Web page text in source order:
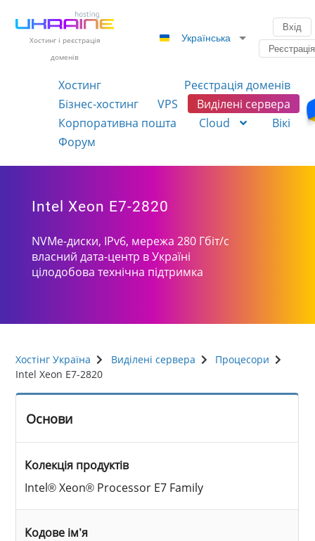
Хостинг і реєстрація
доменів
Українська
Вхід
Реєстрація
Хостинг
Реєстрація доменів
Бізнес-хостинг
VPS
Виділені сервера
Корпоративна пошта
Cloud
Вікі
Форум
Intel Xeon E7-2820
NVMe-диски, IPv6, мережа 280 Гбіт/с
власний дата-центр в Україні
цілодобова технічна підтримка
Хостінг Україна Виділені сервера
Процесори
Intel Xeon E7-2820
Основи
Колекція продуктів
Intel® Xeon® Processor E7 Family
Кодове ім’я